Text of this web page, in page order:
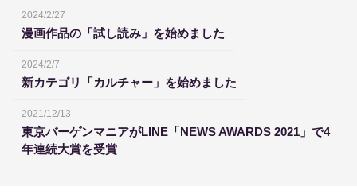
2024/2/27
漫画作品の「試し読み」を始めました
2024/2/7
新カテゴリ「カルチャー」を始めました
2021/12/13
東京バーゲンマニアがLINE「NEWS AWARDS 2021」で4
年連続大賞を受賞